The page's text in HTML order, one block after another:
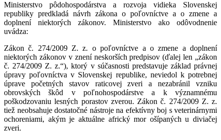
Ministerstvo pôdohospodárstva a rozvoja vidieka Slovenskej
republiky predkladá návrh zákona o poľovníctve a o zmene a
doplnení niektorých zákonov. Ministerstvo ako odôvodnenie
uvádza:
Zákon č. 274/2009 Z. z. o poľovníctve a o zmene a doplnení
niektorých zákonov v znení neskorších predpisov (ďalej len „zákon
č. 274/2009 Z. z.“), ktorý v súčasnosti predstavuje základ právnej
úpravy poľovníctva v Slovenskej republike, neviedol k potrebnej
úprave početných stavov raticovej zveri a nezabránil vzniku
obrovských škôd v poľnohospodárstve a k významnému
poškodzovaniu lesných porastov zverou. Zákon č. 274/2009 Z. z.
tiež neobsahuje dostatočné nástroje na efektívny boj s veterinárnymi
ochoreniami, akým je aktuálne africký mor ošípaných u diviačej
zveri.